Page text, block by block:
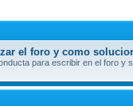
el foro y como
para escribir en el foro y